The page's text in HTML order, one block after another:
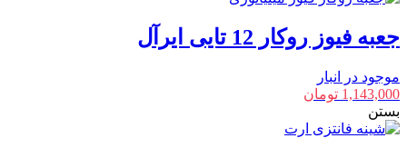
جعبه فیوز روکار 12 تایی ایرآل
موجود در انبار
1,143,000 تومان
بستن